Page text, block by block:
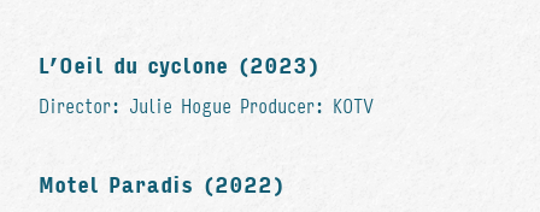
L’Oeil du cyclone (2023)
Director: Julie Hogue Producer: KOTV
Motel Paradis (2022)